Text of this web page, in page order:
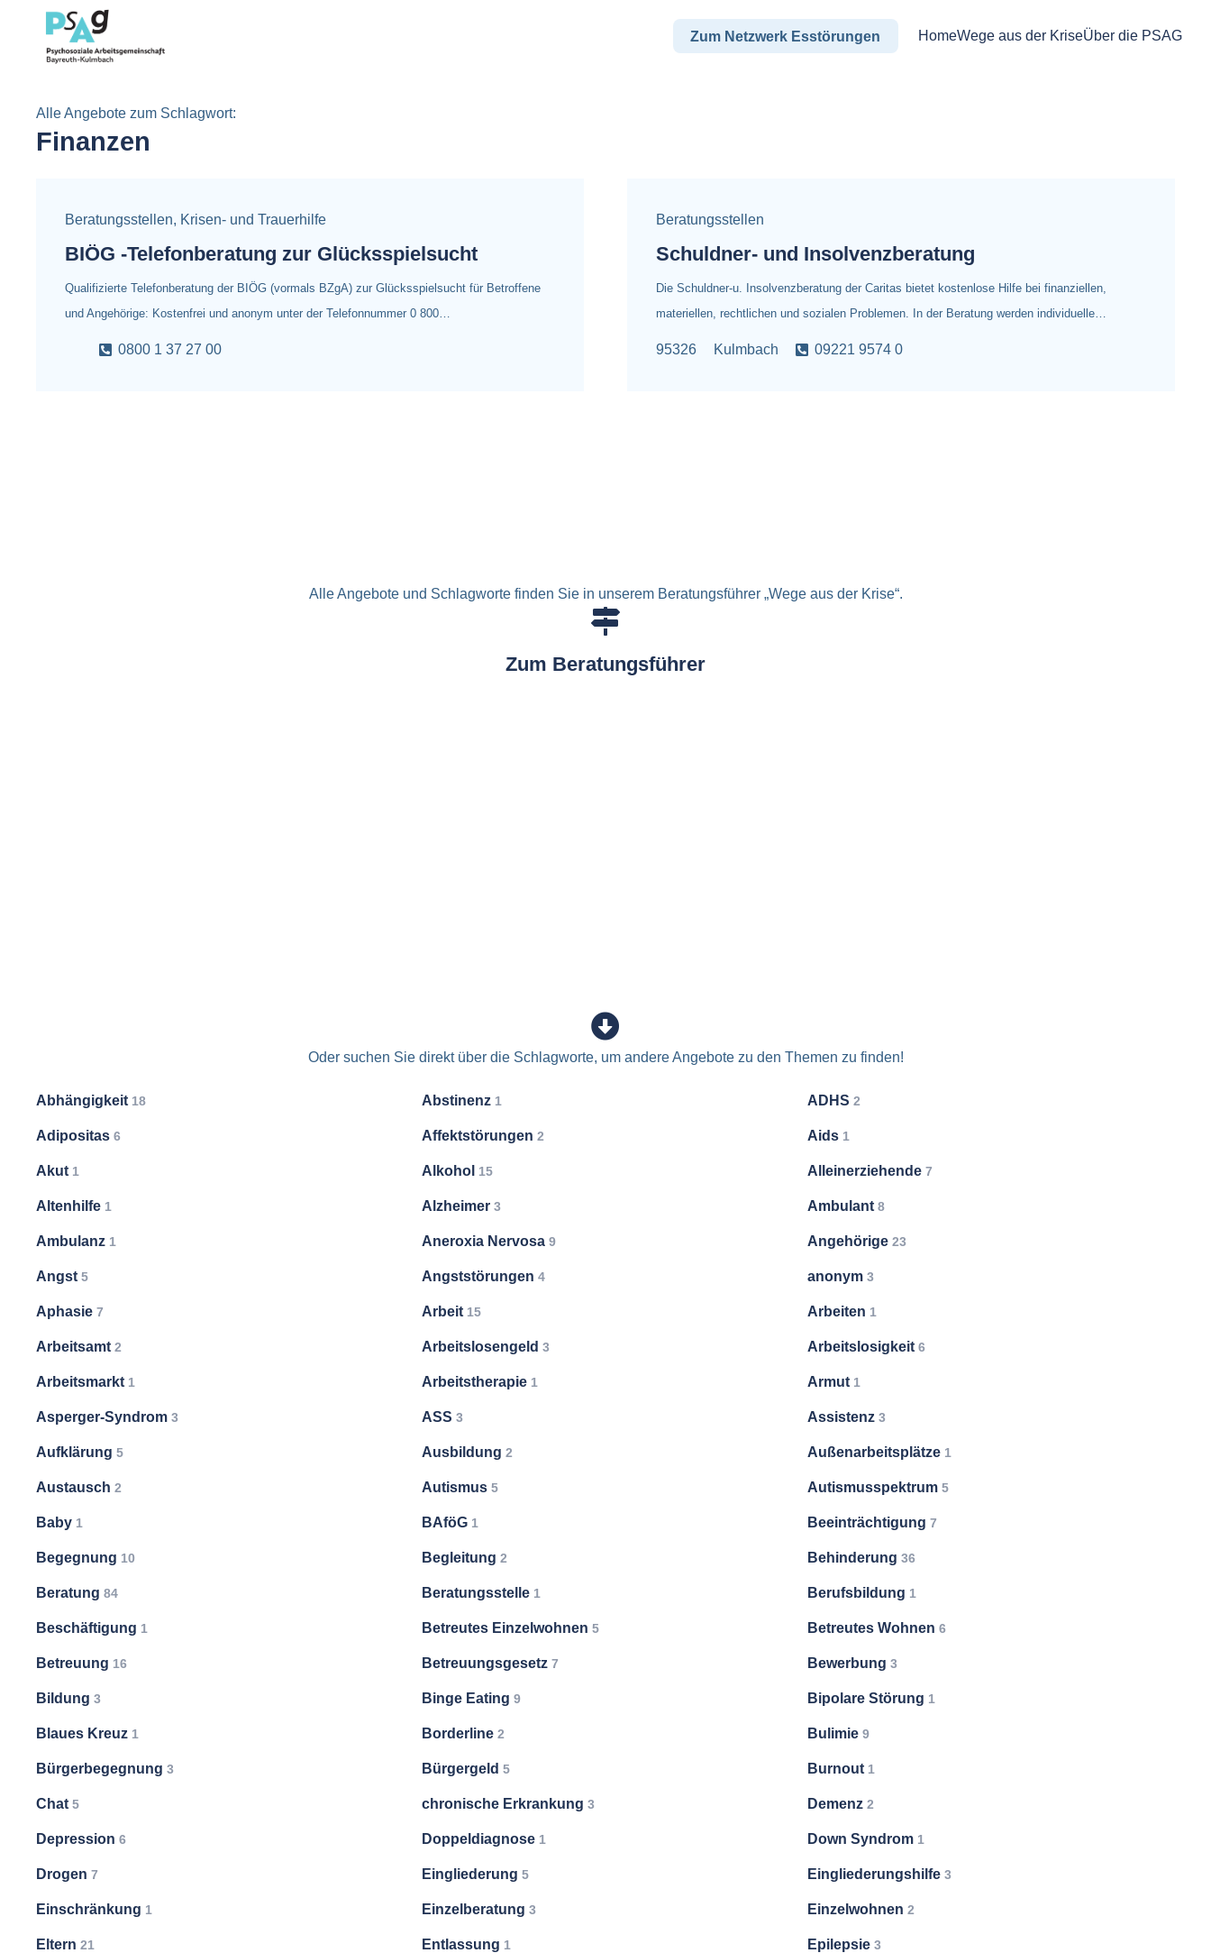
Zum Netzwerk Esstörungen HomeWege aus der KriseÜber die PSAG
Alle Angebote zum Schlagwort:
Finanzen
Beratungsstellen, Krisen- und Trauerhilfe
BIÖG -Telefonberatung zur Glücksspielsucht
Qualifizierte Telefonberatung der BIÖG (vormals BZgA) zur Glücksspielsucht für Betroffene
und Angehörige: Kostenfrei und anonym unter der Telefonnummer 0 800…
0800 1 37 27 00
Beratungsstellen
Schuldner- und Insolvenzberatung
Die Schuldner-u. Insolvenzberatung der Caritas bietet kostenlose Hilfe bei finanziellen,
materiellen, rechtlichen und sozialen Problemen. In der Beratung werden individuelle…
95326 Kulmbach 09221 9574 0
Alle Angebote und Schlagworte finden Sie in unserem Beratungsführer „Wege aus der Krise“.
Zum Beratungsführer
Oder suchen Sie direkt über die Schlagworte, um andere Angebote zu den Themen zu finden!
Abhängigkeit 18 Abstinenz 1 ADHS 2
Adipositas 6 Affektstörungen 2 Aids 1
Akut 1 Alkohol 15 Alleinerziehende 7
Altenhilfe 1 Alzheimer 3 Ambulant 8
Ambulanz 1 Aneroxia Nervosa 9 Angehörige 23
Angst 5 Angststörungen 4 anonym 3
Aphasie 7 Arbeit 15 Arbeiten 1
Arbeitsamt 2 Arbeitslosengeld 3 Arbeitslosigkeit 6
Arbeitsmarkt 1 Arbeitstherapie 1 Armut 1
Asperger-Syndrom 3 ASS 3 Assistenz 3
Aufklärung 5 Ausbildung 2 Außenarbeitsplätze 1
Austausch 2 Autismus 5 Autismusspektrum 5
Baby 1 BAföG 1 Beeinträchtigung 7
Begegnung 10 Begleitung 2 Behinderung 36
Beratung 84 Beratungsstelle 1 Berufsbildung 1
Beschäftigung 1 Betreutes Einzelwohnen 5 Betreutes Wohnen 6
Betreuung 16 Betreuungsgesetz 7 Bewerbung 3
Bildung 3 Binge Eating 9 Bipolare Störung 1
Blaues Kreuz 1 Borderline 2 Bulimie 9
Bürgerbegegnung 3 Bürgergeld 5 Burnout 1
Chat 5 chronische Erkrankung 3 Demenz 2
Depression 6 Doppeldiagnose 1 Down Syndrom 1
Drogen 7 Eingliederung 5 Eingliederungshilfe 3
Einschränkung 1 Einzelberatung 3 Einzelwohnen 2
Eltern 21 Entlassung 1 Epilepsie 3